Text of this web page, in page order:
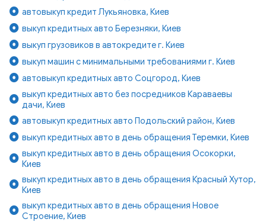
автовыкуп кредит Лукьяновка, Киев
выкуп кредитных авто Березняки, Киев
выкуп грузовиков в автокредите г. Киев
выкуп машин с минимальными требованиями г. Киев
автовыкуп кредитных авто Соцгород, Киев
выкуп кредитных авто без посредников Караваевы
дачи, Киев
автовыкуп кредитных авто Подольский район, Киев
выкуп кредитных авто в день обращения Теремки, Киев
выкуп кредитных авто в день обращения Осокорки,
Киев
выкуп кредитных авто в день обращения Красный Хутор,
Киев
выкуп кредитных авто в день обращения Новое
Строение, Киев